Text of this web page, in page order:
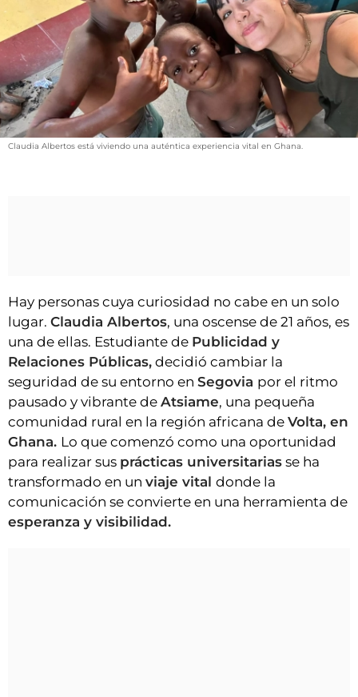
CONTACTAR
FIESTAS EN EL ALTO ARAGÓN
FIESTAS DE SAN LORENZO
AGENDA
CARTELERA
INICIAR SESIÓN
Claudia Albertos está viviendo una auténtica experiencia vital en Ghana.
Hay personas cuya curiosidad no cabe en un solo
lugar. Claudia Albertos, una oscense de 21 años, es
una de ellas. Estudiante de Publicidad y
Relaciones Públicas, decidió cambiar la
seguridad de su entorno en Segovia por el ritmo
pausado y vibrante de Atsiame, una pequeña
comunidad rural en la región africana de Volta, en
Ghana. Lo que comenzó como una oportunidad
para realizar sus prácticas universitarias se ha
transformado en un viaje vital donde la
comunicación se convierte en una herramienta de
esperanza y visibilidad.